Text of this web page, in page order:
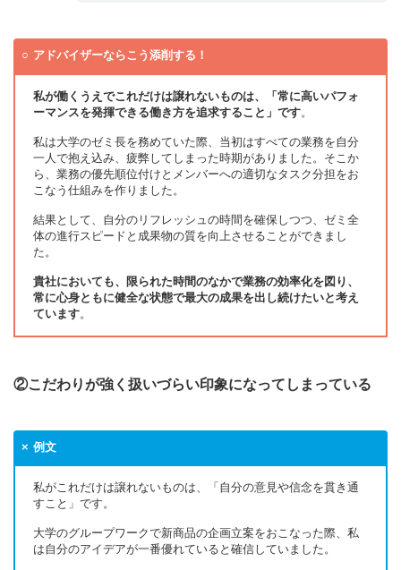
アドバイザーならこう添削する！
私が働くうえでこれだけは譲れないものは、「常に高いパフォ
ーマンスを発揮できる働き方を追求すること」です。
私は大学のゼミ長を務めていた際、当初はすべての業務を自分
一人で抱え込み、疲弊してしまった時期がありました。そこか
ら、業務の優先順位付けとメンバーへの適切なタスク分担をお
こなう仕組みを作りました。
結果として、自分のリフレッシュの時間を確保しつつ、ゼミ全
体の進行スピードと成果物の質を向上させることができまし
た。
貴社においても、限られた時間のなかで業務の効率化を図り、
常に心身ともに健全な状態で最大の成果を出し続けたいと考え
ています。
②こだわりが強く扱いづらい印象になってしまっている
例文
私がこれだけは譲れないものは、「自分の意見や信念を貫き通
すこと」です。
大学のグループワークで新商品の企画立案をおこなった際、私
は自分のアイデアが一番優れていると確信していました。